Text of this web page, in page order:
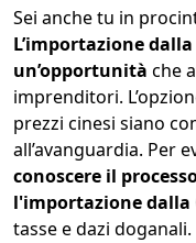
COLLO 1
Sei anche tu in
L’importazione
un’opportunità che
imprenditori.
prezzi cinesi siano
all’avanguardia. Per
conoscere il
l'importazione dalla
tasse e dazi doganali.